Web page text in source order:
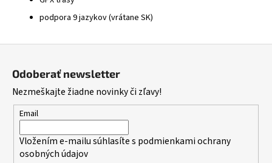
podpora 9 jazykov (vrátane SK)
Odoberať newsletter
Nezmeškajte žiadne novinky či zľavy!
Email
Vložením e-mailu súhlasíte s podmienkami ochrany
osobných údajov